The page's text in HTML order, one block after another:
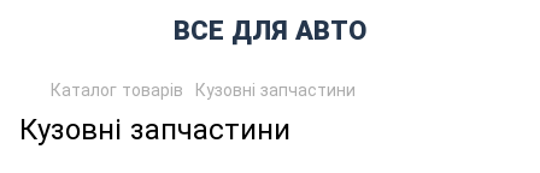
ВСЕ ДЛЯ АВТО
Каталог товарів Кузовні запчастини
Кузовні запчастини